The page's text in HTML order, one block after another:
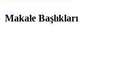
Makale Başlıkları